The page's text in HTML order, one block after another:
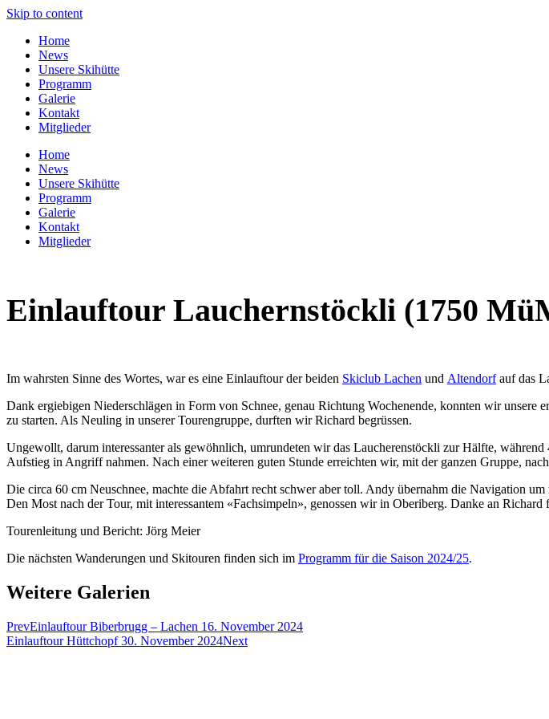
Skip to content
Home
News
Unsere Skihütte
Programm
Galerie
Kontakt
Mitglieder
Home
News
Unsere Skihütte
Programm
Galerie
Kontakt
Mitglieder
Einlauftour Lauchernstöckli (1750
Im wahrsten Sinne des Wortes, war es eine Einlauftour der beiden Skiclub Lachen und Altendorfauf das
Dank ergiebigen Niederschlägen in Form von Schnee, genau Richtung Wochenende, konnten wir unsere
zu starten. Als Neuling in unserer Tourengruppe, durften wir Richard begrüssen.
Ungewollt, darum interessanter als gewöhnlich, umrundeten wir das Laucherenstöckli zur Hälfte,
Aufstieg in Angriff nahmen. Nach einer weiteren guten Stunde erreichten wir, mit der ganzen Gruppe,
Die circa 60 cm Neuschnee, machte die Abfahrt recht schwer aber toll. Andy übernahm die Navigation
Den Most nach der Tour, mit interessantem «Fachsimpeln», genossen wir in Oberiberg. Danke an
Tourenleitung und Bericht: Jörg Meier
Die nächsten Wanderungen und Skitouren finden sich im Programm für die Saison 2024/25.
Weitere Galerien
PrevEinlauftour Biberbrugg – Lachen 16. November 2024
Einlauftour Hüttchopf 30. November 2024Next